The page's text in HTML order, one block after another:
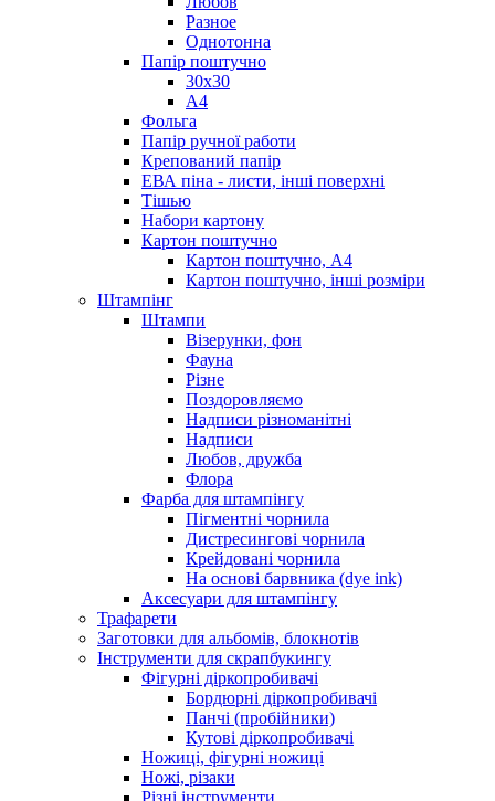
Разное
Однотонна
Папір поштучно
30х30
А4
Фольга
Папір ручної работи
Крепований папір
ЕВА піна - листи, інші поверхні
Тішью
Набори картону
Картон поштучно
Картон поштучно, А4
Картон поштучно, інші розміри
Штампінг
Штампи
Візерунки, фон
Фауна
Різне
Поздоровляємо
Надписи різноманітні
Надписи
Любов, дружба
Флора
Фарба для штампінгу
Пігментні чорнила
Дистресингові чорнила
Крейдовані чорнила
На основі барвника (dye ink)
Аксесуари для штампінгу
Трафарети
Заготовки для альбомів, блокнотів
Інструменти для скрапбукингу
Фігурні діркопробивачі
Бордюрні діркопробивачі
Панчі (пробійники)
Кутові діркопробивачі
Ножиці, фігурні ножиці
Ножі, різаки
Різні інструменти